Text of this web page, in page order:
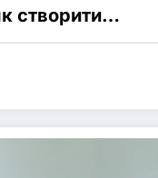
створити